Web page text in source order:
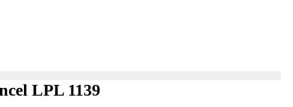
LPL 1139